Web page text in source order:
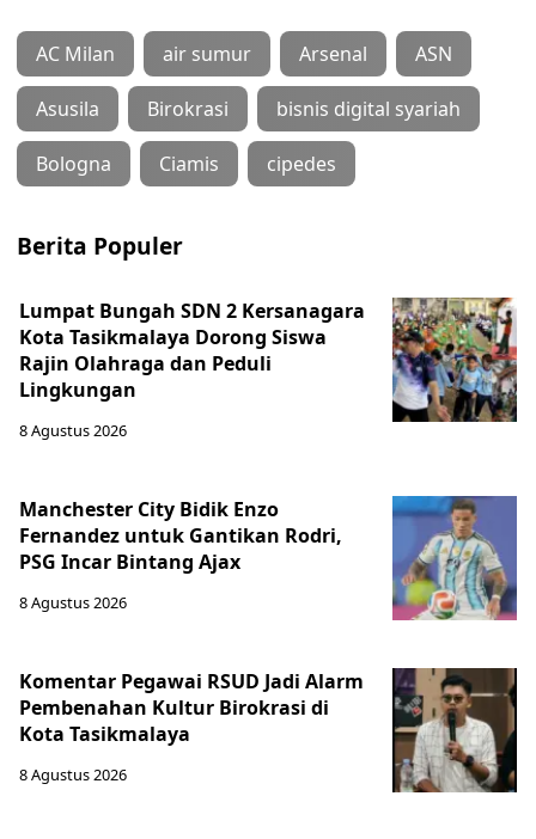
AC Milan air sumur Arsenal ASN
Asusila Birokrasi bisnis digital syariah
Bologna Ciamis cipedes
Berita Populer
Lumpat Bungah SDN 2 Kersanagara
Kota Tasikmalaya Dorong Siswa
Rajin Olahraga dan Peduli
Lingkungan
8 Agustus 2026
Manchester City Bidik Enzo
Fernandez untuk Gantikan Rodri,
PSG Incar Bintang Ajax
8 Agustus 2026
Komentar Pegawai RSUD Jadi Alarm
Pembenahan Kultur Birokrasi di
Kota Tasikmalaya
8 Agustus 2026